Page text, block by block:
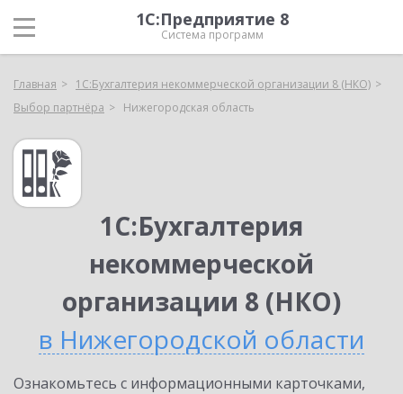
1С:Предприятие 8
Система программ
Главная
1С:Бухгалтерия некоммерческой организации 8 (НКО)
Выбор партнёра
Нижегородская область
1С:Бухгалтерия
некоммерческой
организации 8 (НКО)
в Нижегородской области
Ознакомьтесь с информационными карточками,